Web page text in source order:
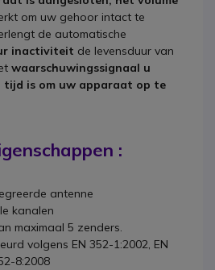
om uw gehoor intact te
de automatische
inactiviteit de levensduur van
waarschuwingssignaal u
tijd is om uw apparaat op te
:
antenne
kanalen
maximaal 5 zenders.
volgens EN 352-1:2002, EN
8:2008